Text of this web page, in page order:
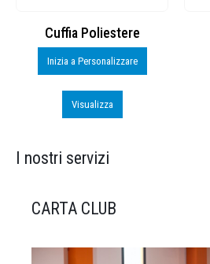
Cuffia Poliestere
Inizia a Personalizzare
Visualizza
I nostri servizi
CARTA CLUB